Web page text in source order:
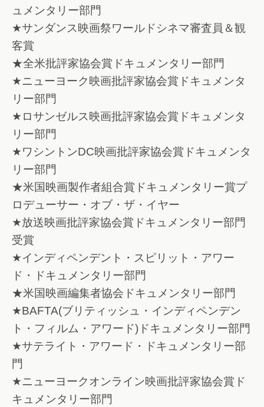
ュメンタリー部門
★サンダンス映画祭ワールドシネマ審査員＆観
客賞
★全米批評家協会賞ドキュメンタリー部門
★ニューヨーク映画批評家協会賞ドキュメンタ
リー部門
★ロサンゼルス映画批評家協会賞ドキュメンタ
リー部門
★ワシントンDC映画批評家協会賞ドキュメンタ
リー部門
★米国映画製作者組合賞ドキュメンタリー賞プ
ロデューサー・オブ・ザ・イヤー
★放送映画批評家協会賞ドキュメンタリー部門
受賞
★インディペンデント・スピリット・アワー
ド・ドキュメンタリー部門
★米国映画編集者協会ドキュメンタリー部門
★BAFTA(ブリティッシュ・インディペンデン
ト・フィルム・アワード)ドキュメンタリー部門
★サテライト・アワード・ドキュメンタリー部
門
★ニューヨークオンライン映画批評家協会賞ド
キュメンタリー部門